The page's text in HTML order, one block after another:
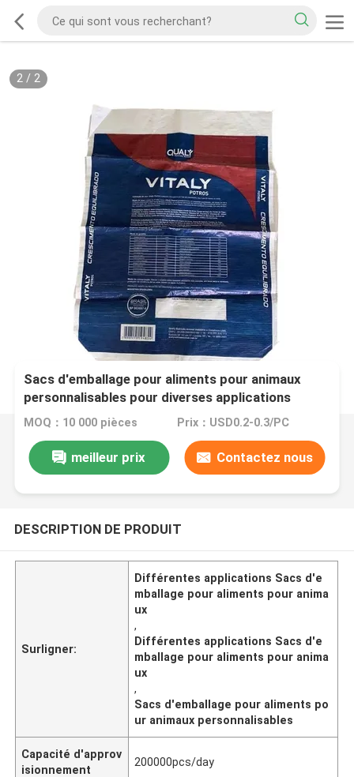
2/ 2
Sacs d'emballage pour aliments pour animaux
personnalisables pour diverses applications
MOQ：10 000 pièces Prix：USD0.2-0.3/PC
meilleur prix Contactez nous
DESCRIPTION DE PRODUIT
Surligner:
Différentes applications Sacs d'e
mballage pour aliments pour anima
ux
,
Différentes applications Sacs d'e
mballage pour aliments pour anima
ux
,
Sacs d'emballage pour aliments po
ur animaux personnalisables
Capacité d'approv
isionnement
200000pcs/day